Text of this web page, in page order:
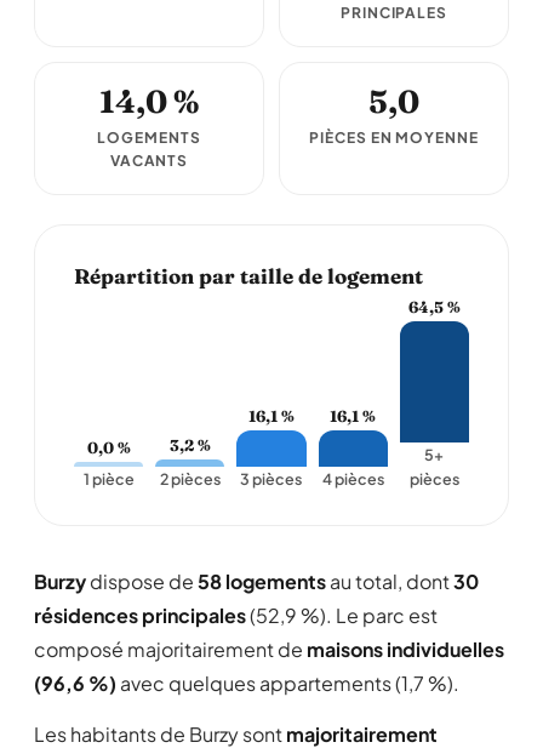
PRINCIPALES
14,0 %
LOGEMENTS
VACANTS
5,0
PIÈCES EN MOYENNE
Répartition par taille de logement
0,0 %
1 pièce
3,2 %
2 pièces
16,1 %
3 pièces
16,1 %
4 pièces
64,5 %
5+
pièces
Burzydispose de58 logementsau total, dont30
résidences principales(52,9 %). Le parc est
composé majoritairement de maisons individuelles
(96,6 %) avec quelques appartements (1,7 %).
Les habitants de Burzy sontmajoritairement